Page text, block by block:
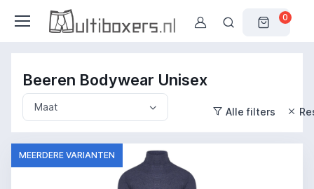
0
Beeren Bodywear Unisex
Maat Alle filters
MEERDERE VARIANTEN